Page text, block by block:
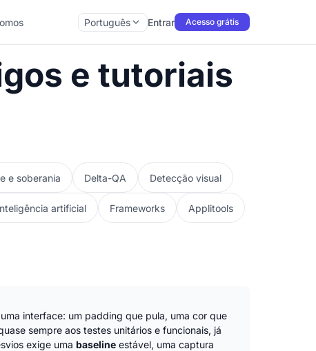
Português Entrar Acesso grátis
e tutoriais
e soberania Delta-QA Detecção visual
artificial Frameworks Applitools
interface: um padding que pula, uma cor que
sempre aos testes unitários e funcionais, já
exige uma baseline estável, uma captura